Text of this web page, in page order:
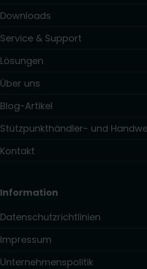
Downloads
Service & Support
Lösungen
Über uns
Blog-Artikel
Stützpunkthändler- und
Kontakt
Information
Datenschutzrichtlinien
Impressum
Unternehmenspolitik